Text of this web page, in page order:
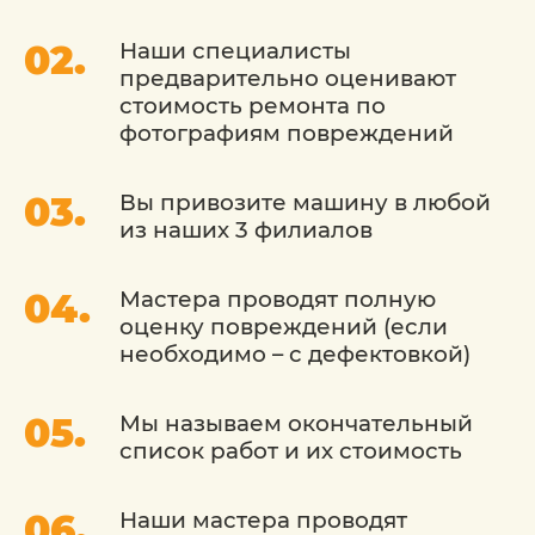
внимания, ведь подтвержден
сертификатами и дипломами. Наличие
оборудования и современных
технологий положительно сказывается
работ.
лаков и прочих материалов,
необходимых для покраски крыла. Цена
продукции очень демократична, зато
ожидания. При необходимости, мастера-
колористы помогут Вам подобрать и
Наши специалисты
предварительно оценивают
стоимость ремонта по
фотографиям повреждений
Вы привозите машину в любой
из наших 3 филиалов
Мастера проводят полную
оценку повреждений (если
необходимо – с дефектовкой)
Мы называем окончательный
список работ и их стоимость
Наши мастера проводят